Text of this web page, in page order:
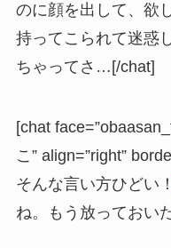
のに顔を出して、欲
持ってこられて迷惑
ちゃってさ…[/chat]
[chat
こ” align=”right”
そんな言い方ひどい！
ね。もう放っておい